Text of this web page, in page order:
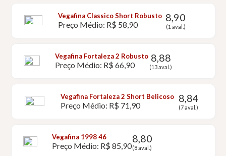
Vegafina Classico Short Robusto
Preço Médio: R$ 58,90
8,90
(1 aval.)
Vegafina Fortaleza 2 Robusto
Preço Médio: R$ 66,90
8,88
(13 aval.)
Vegafina Fortaleza 2 Short Belicoso
Preço Médio: R$ 71,90
8,84
(7 aval.)
Vegafina 1998 46
Preço Médio: R$ 85,90
8,80
(8 aval.)